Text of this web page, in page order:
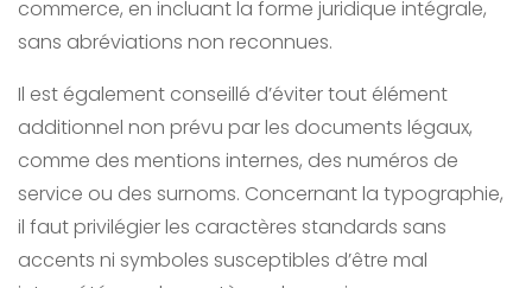
commerce, en incluant la forme juridique intégrale,
sans abréviations non reconnues.
Il est également conseillé d’éviter tout élément
additionnel non prévu par les documents légaux,
comme des mentions internes, des numéros de
service ou des surnoms. Concernant la typographie,
il faut privilégier les caractères standards sans
accents ni symboles susceptibles d’être mal